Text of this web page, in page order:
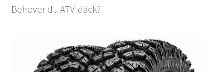
Behöver du ATV-däck?